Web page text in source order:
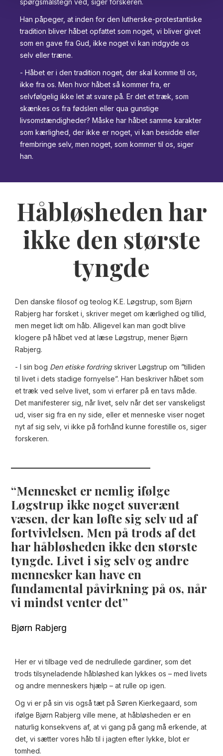
spørgsmålstegn ved, siger forskeren.
Han påpeger, at inden for den lutherske-protestantiske
tradition bliver håbet opfattet som noget, vi bliver givet
som en gave fra Gud, ikke noget vi kan indgyde os
selv eller træne.
- Håbet er i den tradition noget, der skal komme til os,
ikke fra os. Men hvor håbet så kommer fra, er
selvfølgelig ikke let at svare på. Er det et træk, som
skænkes os fra fødslen eller qua gunstige
livsomstændigheder? Måske har håbet samme karakter
som kærlighed, der ikke er noget, vi kan besidde eller
frembringe selv, men noget, som kommer til os, siger
han.
Håbløsheden har
ikke den største
tyngde
Den danske filosof og teolog K.E. Løgstrup, som Bjørn
Rabjerg har forsket i, skriver meget om kærlighed og tillid,
men meget lidt om håb. Alligevel kan man godt blive
klogere på håbet ved at læse Løgstrup, mener Bjørn
Rabjerg.
- I sin bog Den etiske fordringskriver Løgstrup om ”tilliden
til livet i dets stadige fornyelse”. Han beskriver håbet som
et træk ved selve livet, som vi erfarer på en tavs måde.
Det manifesterer sig, når livet, selv når det ser vanskeligst
ud, viser sig fra en ny side, eller et menneske viser noget
nyt af sig selv, vi ikke på forhånd kunne forestille os, siger
forskeren.
Mennesket er nemlig ifølge
Løgstrup ikke noget suverænt
væsen, der kan løfte sig selv ud af
fortvivlelsen. Men på trods af det
har håbløsheden ikke den største
tyngde. Livet i sig selv og andre
mennesker kan have en
fundamental påvirkning på os, når
vi mindst venter det
Bjørn Rabjerg
Her er vi tilbage ved de nedrullede gardiner, som det
trods tilsyneladende håbløshed kan lykkes os – med livets
og andre menneskers hjælp – at rulle op igen.
Og vi er på sin vis også tæt på Søren Kierkegaard, som
ifølge Bjørn Rabjerg ville mene, at håbløsheden er en
naturlig konsekvens af, at vi gang på gang må erkende, at
det, vi sætter vores håb til i jagten efter lykke, blot er
tomhed.